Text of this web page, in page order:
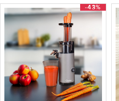
-43%